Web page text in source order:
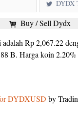
DYDX
Buy / Sell Dydx
Rp 2,067.22
B. Harga koin
DYDXUSD by